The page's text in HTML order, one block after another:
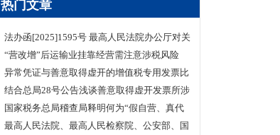
热门文章
法办函[2025]1595号 最高人民法院办公厅对关
于明确虚开增值税专用发票“虚抵进项税额”行
为性质建议的答复
“营改增”后运输业挂靠经营需注意涉税风险
异常凭证与善意取得虚开的增值税专用发票比
较分析
结合总局28号公告浅谈善意取得虚开发票所涉
及的企业所得税如何处理？
国家税务总局稽查局释明何为“假自营、真代
理”
最高人民法院、最高人民检察院、公安部、国